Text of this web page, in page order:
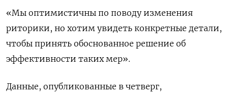
«Мы оптимистичны по поводу изменения
риторики, но хотим увидеть конкретные детали,
чтобы принять обоснованное решение об
эффективности таких мер».
Данные, опубликованные в четверг,